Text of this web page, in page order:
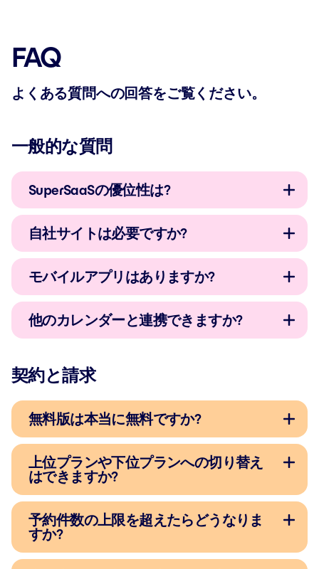
FAQ
よくある質問への回答をご覧ください。
一般的な質問
SuperSaaSの優位性は?
自社サイトは必要ですか?
モバイルアプリはありますか?
他のカレンダーと連携できますか?
契約と請求
無料版は本当に無料ですか?
上位プランや下位プランへの切り替え
はできますか?
予約件数の上限を超えたらどうなりま
すか?